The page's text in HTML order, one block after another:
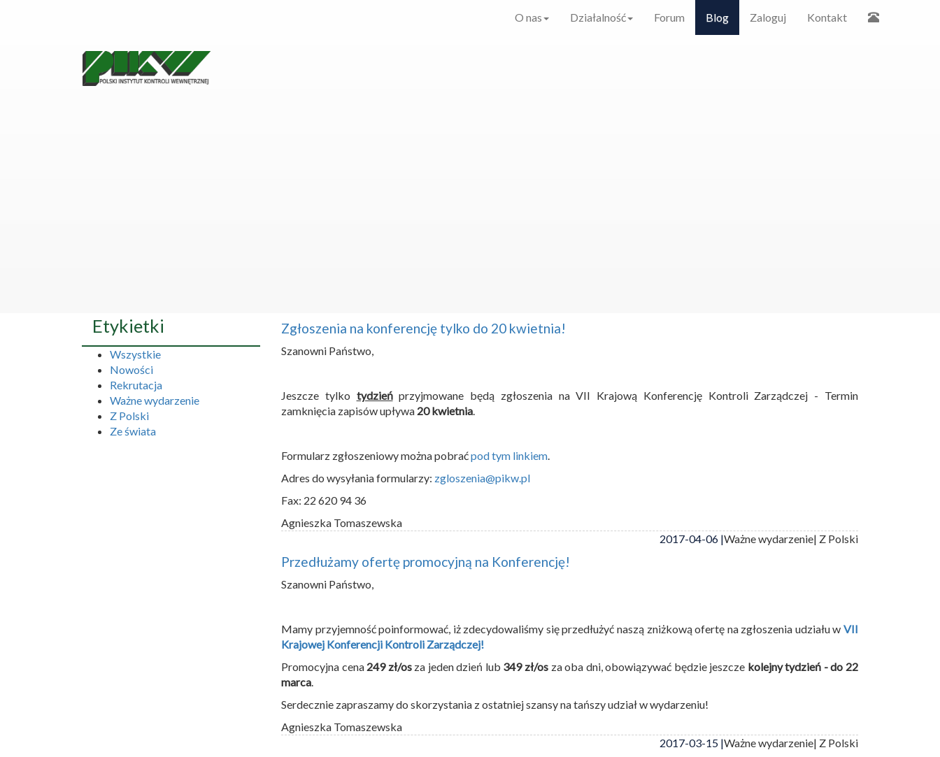
O nas Działalność Forum Blog Zaloguj Kontakt
Zgłoszenia na konferencję tylko do 20 kwietnia!
Szanowni Państwo,
Jeszcze tylko tydzieńprzyjmowane będą zgłoszenia na VII Krajową Konferencję Kontroli Zarządczej - Termin
zamknięcia zapisów upływa 20 kwietnia.
Formularz zgłoszeniowy można pobraćpod tym linkiem.
Adres do wysyłania formularzy: zgloszenia@pikw.pl
Fax: 22 620 94 36
Agnieszka Tomaszewska
2017-04-06 |Ważne wydarzenie| Z Polski
Przedłużamy ofertę promocyjną na Konferencję!
Szanowni Państwo,
Mamy przyjemność poinformować, iż zdecydowaliśmy się przedłużyć naszą zniżkową ofertę na zgłoszenia udziału w VII
Krajowej Konferencji Kontroli Zarządczej!
Promocyjna cena 249 zł/osza jeden dzień lub 349 zł/osza oba dni, obowiązywać będzie jeszcze kolejny tydzień - do 22
marca.
Serdecznie zapraszamy do skorzystania z ostatniej szansy na tańszy udział w wydarzeniu!
Agnieszka Tomaszewska
2017-03-15 |Ważne wydarzenie| Z Polski
Etykietki
Wszystkie
Nowości
Rekrutacja
Ważne wydarzenie
Z Polski
Ze świata